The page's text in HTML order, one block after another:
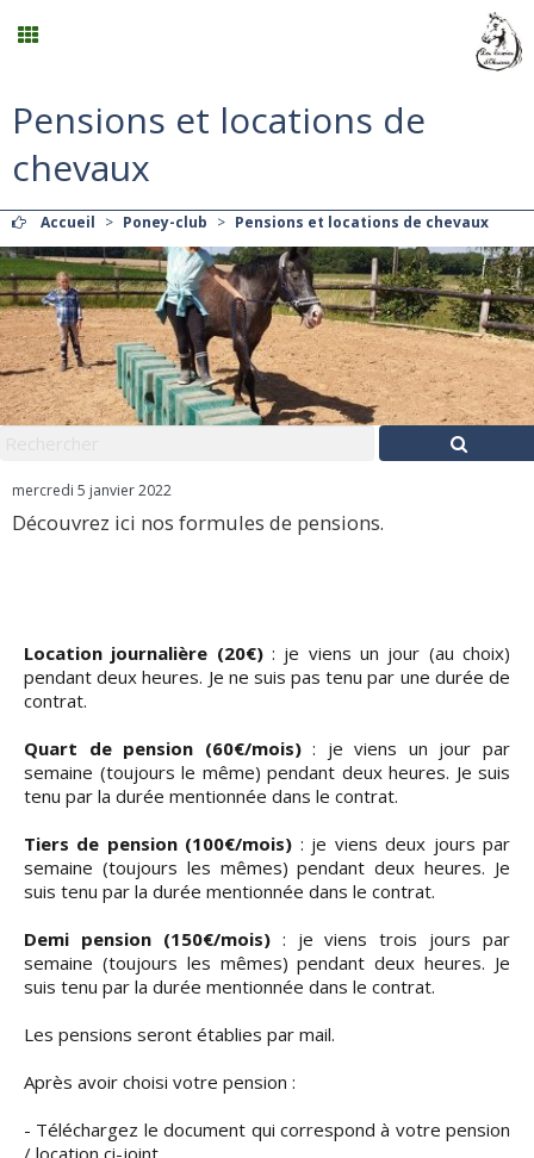
Planning
Mon compte
0 Panier
Contact
Pensions et locations de
chevaux
Accueil > Poney-club > Pensions et locations de chevaux
mercredi 5 janvier 2022
Découvrez ici nos formules de pensions.
Location journalière (20€): je viens un jour (au choix)
pendant deux heures. Je ne suis pas tenu par une durée de
contrat.
Quart de pension (60€/mois): je viens un jour par
semaine (toujours le même) pendant deux heures. Je suis
tenu par la durée mentionnée dans le contrat.
Tiers de pension (100€/mois) : je viens deux jours par
semaine (toujours les mêmes) pendant deux heures. Je
suis tenu par la durée mentionnée dans le contrat.
Demi pension (150€/mois): je viens trois jours par
semaine (toujours les mêmes) pendant deux heures. Je
suis tenu par la durée mentionnée dans le contrat.
Les pensions seront établies par mail.
Après avoir choisi votre pension :
- Téléchargez le document qui correspond à votre pension
/ location ci-joint.